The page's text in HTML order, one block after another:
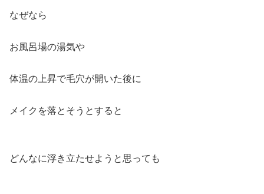
なぜなら
お風呂場の湯気や
体温の上昇で毛穴が開いた後に
メイクを落とそうとすると
どんなに浮き立たせようと思っても